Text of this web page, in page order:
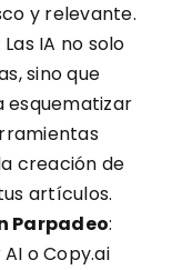
y relevante.
Las IA no solo
sino que
esquematizar
creación de
artículos.
Parpadeo:
o Copy.ai